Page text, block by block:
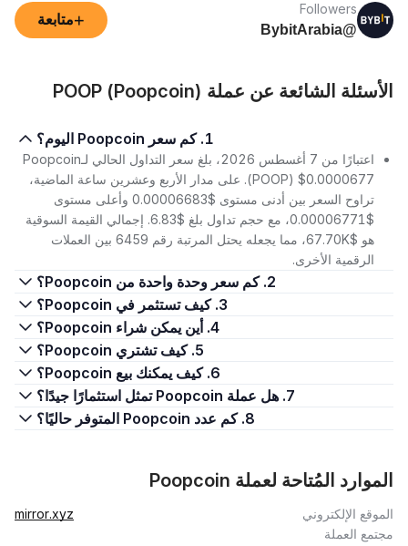
Followers
@BybitArabia
+متابعة
الأسئلة الشائعة عن عملة POOP (Poopcoin)
1. كم سعر Poopcoin اليوم؟
اعتبارًا من 7 أغسطس 2026، بلغ سعر التداول الحالي لـPoopcoin
(POOP) $0.0000677. على مدار الأربع وعشرين ساعة الماضية،
تراوح السعر بين أدنى مستوى $0.00006683 وأعلى مستوى
$0.00006771، مع حجم تداول بلغ $6.83. إجمالي القيمة السوقية
هو $67.70K، مما يجعله يحتل المرتبة رقم 6459 بين العملات
الرقمية الأخرى.
2. كم سعر وحدة واحدة من Poopcoin؟
3. كيف تستثمر في Poopcoin؟
4. أين يمكن شراء Poopcoin؟
5. كيف تشتري Poopcoin؟
6. كيف يمكنك بيع Poopcoin؟
7. هل عملة Poopcoin تمثل استثمارًا جيدًا؟
8. كم عدد Poopcoin المتوفر حاليًا؟
الموارد المُتاحة لعملة Poopcoin
الموقع الإلكتروني
mirror.xyz
مجتمع العملة